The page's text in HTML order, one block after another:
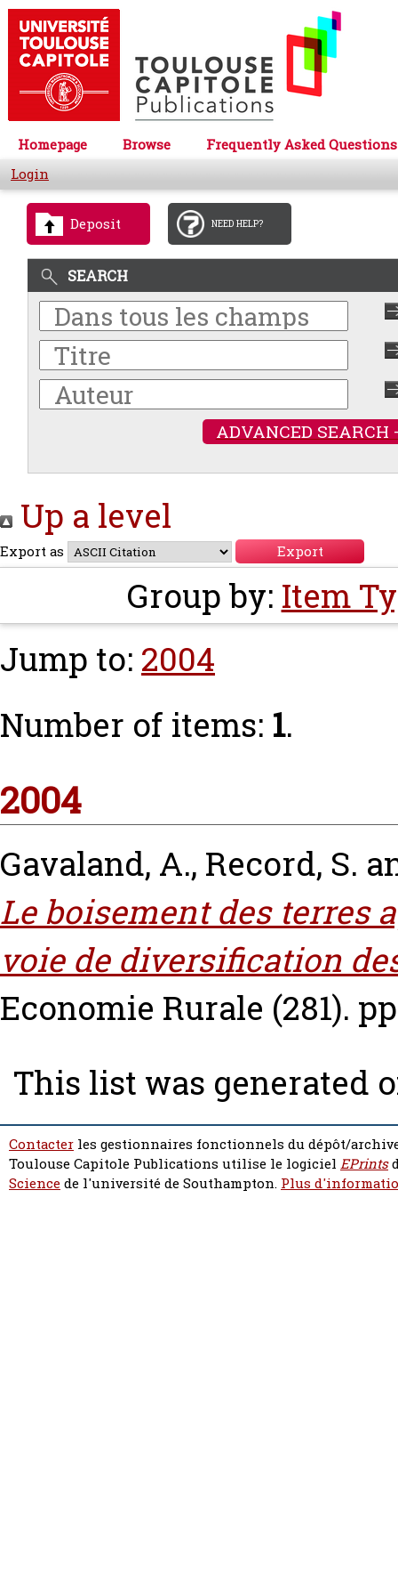
Homepage Browse
Frequently Asked Questions
Login
Deposit NEED HELP?
SEARCH
ADVANCED SEARCH
Up a level
Export as
Group by: Item
Jump to: 2004
Number of items: 1.
2004
Gavaland, A., Record, S.
Le boisement des terres
voie de diversification
Economie Rurale (281).
This list was generated
Contacter les gestionnaires fonctionnels du dépôt/
Toulouse Capitole Publications utilise le logiciel EPrints
Sciencede l'université de Southampton. Plus